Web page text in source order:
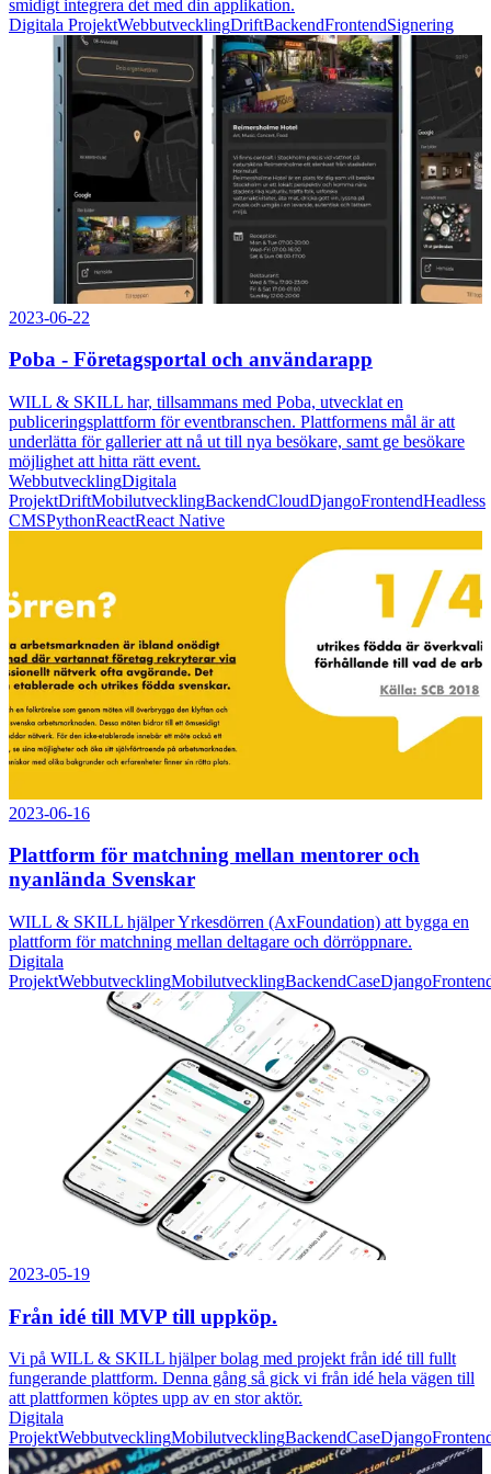
smidigt integrera det med din applikation.
Digitala ProjektWebbutvecklingDriftBackendFrontendSignering
2023-06-22
Poba - Företagsportal och användarapp
WILL & SKILL har, tillsammans med Poba, utvecklat en
publiceringsplattform för eventbranschen. Plattformens mål är att
underlätta för gallerier att nå ut till nya besökare, samt ge besökare
möjlighet att hitta rätt event.
WebbutvecklingDigitala
ProjektDriftMobilutvecklingBackendCloudDjangoFrontendHeadless
CMSPythonReactReact Native
2023-06-16
Plattform för matchning mellan mentorer och
nyanlända Svenskar
WILL & SKILL hjälper Yrkesdörren (AxFoundation) att bygga en
plattform för matchning mellan deltagare och dörröppnare.
Digitala
ProjektWebbutvecklingMobilutvecklingBackendCaseDjango
2023-05-19
Från idé till MVP till uppköp.
Vi på WILL & SKILL hjälper bolag med projekt från idé till fullt
fungerande plattform. Denna gång så gick vi från idé hela vägen till
att plattformen köptes upp av en stor aktör.
Digitala
ProjektWebbutvecklingMobilutvecklingBackendCaseDjango